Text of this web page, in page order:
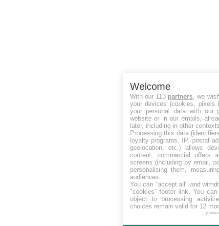
Welcome
With our 113 partners , we
your devices (cookies, pixels
your personal data with our
website or in our emails,
later, including in other
Processing this data
loyalty programs, IP, postal
geolocation, etc.) allows
content, commercial offers
screens (including by email,
personalising them,
audiences.
You can "accept all" and
"cookies" footer link . You
object to processing
choices remain valid for 12